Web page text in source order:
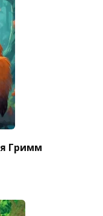
Гримм